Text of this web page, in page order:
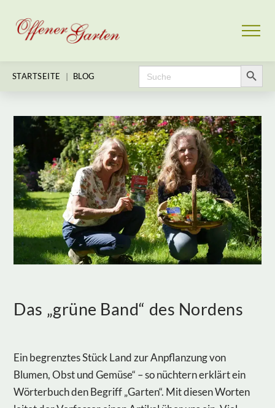
STARTSEITE | BLOG
Search
for:
Search Button
Das „grüne Band“ des Nordens
Ein begrenztes Stück Land zur Anpflanzung von
Blumen, Obst und Gemüse“ – so nüchtern erklärt ein
Wörterbuch den Begriff „Garten“. Mit diesen Worten